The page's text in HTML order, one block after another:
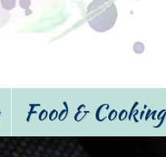
Food & Cooking